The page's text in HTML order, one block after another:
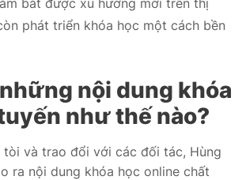
bắt được xu hướng mới trên thị
phát triển khóa học một cách bền
nội dung khóa
như thế nào?
tòi và trao đổi với các đối tác, Hùng
ra nội dung khóa học online chất